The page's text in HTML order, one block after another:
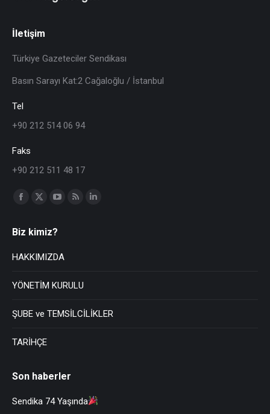
İletişim
Türkiye Gazeteciler Sendikası
Basın Sarayı Kat:2 Cağaloğlu / İstanbul
Tel
+90 212 514 06 94
Faks
+90 212 511 48 17
Find us on:
Biz kimiz?
HAKKIMIZDA
YÖNETİM KURULU
ŞUBE ve TEMSİLCİLİKLER
TARİHÇE
Son haberler
Sendika 74 Yaşında